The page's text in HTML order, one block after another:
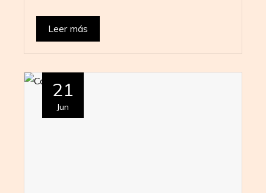
Leer más
21
Jun